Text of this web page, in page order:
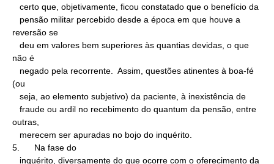
reversão se
não é
(ou
outras,
5.      Na fase do